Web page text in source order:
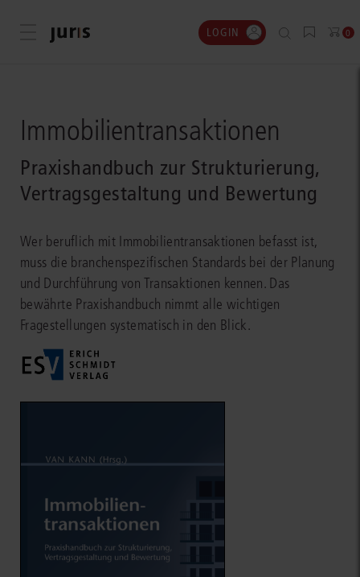
Menü öffnen LOGIN 0
Immobilientransaktionen
Praxishandbuch zur Strukturierung,
Vertragsgestaltung und Bewertung
Wer beruflich mit Immobilientransaktionen befasst ist,
muss die branchenspezifischen Standards bei der Planung
und Durchführung von Transaktionen kennen. Das
bewährte Praxishandbuch nimmt alle wichtigen
Fragestellungen systematisch in den Blick.